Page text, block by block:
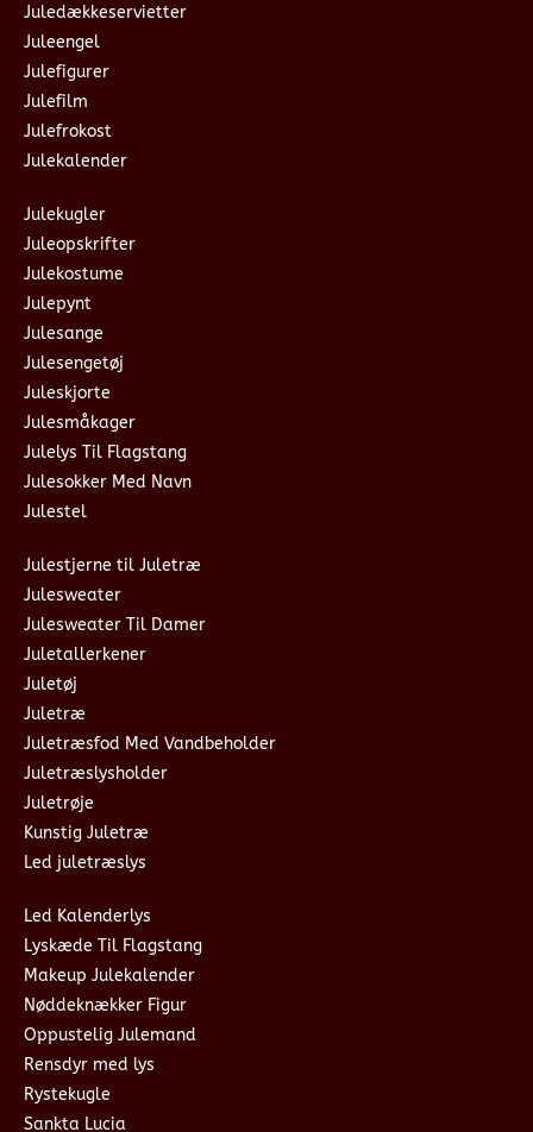
Juledækkeservietter
Juleengel
Julefigurer
Julefilm
Julefrokost
Julekalender
Julekugler
Juleopskrifter
Julekostume
Julepynt
Julesange
Julesengetøj
Juleskjorte
Julesmåkager
Julelys Til Flagstang
Julesokker Med Navn
Julestel
Julestjerne til Juletræ
Julesweater
Julesweater Til Damer
Juletallerkener
Juletøj
Juletræ
Juletræsfod Med Vandbeholder
Juletræslysholder
Juletrøje
Kunstig Juletræ
Led juletræslys
Led Kalenderlys
Lyskæde Til Flagstang
Makeup Julekalender
Nøddeknækker Figur
Oppustelig Julemand
Rensdyr med lys
Rystekugle
Sankta Lucia